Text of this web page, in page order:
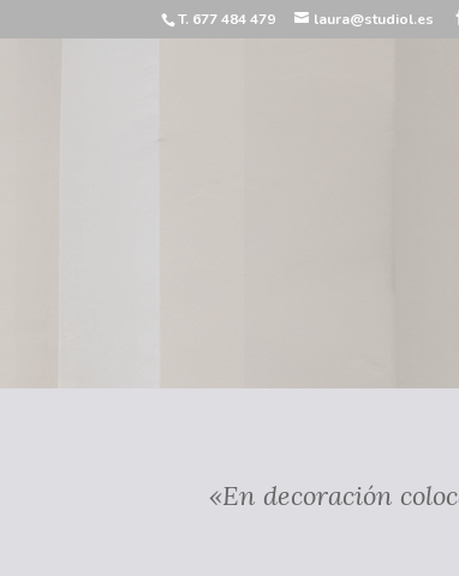
T. 677 484 479 laura@studiol.es
«En decoración